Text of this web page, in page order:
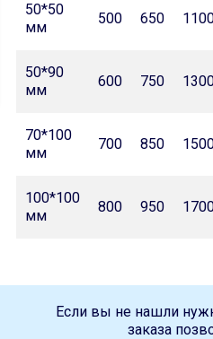
50*50
мм
500 650
50*90
мм
600 750
70*100
мм
700 850
100*100
мм
800 950
Если вы не нашли
заказа